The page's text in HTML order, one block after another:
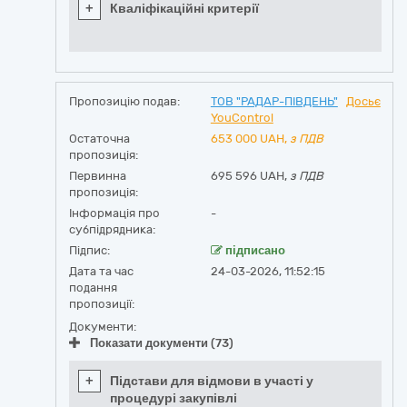
+ Кваліфікаційні критерії
Пропозицію подав: ТОВ "РАДАР-ПІВДЕНЬ"
Досьє
YouControl
Остаточна
пропозиція:
653 000 UAH, з ПДВ
Первинна
пропозиція:
695 596 UAH, з ПДВ
Інформація про
субпідрядника:
-
Підпис:
підписано
Дата та час
подання
пропозиції:
24-03-2026, 11:52:15
Документи:
Показати документи (73)
+
Підстави для відмови в участі у
процедурі закупівлі